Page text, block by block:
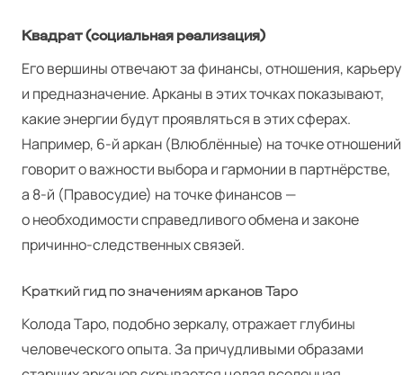
Квадрат (социальная реализация)
Его вершины отвечают за финансы, отношения, карьеру
и предназначение. Арканы в этих точках показывают,
какие энергии будут проявляться в этих сферах.
Например, 6‑й аркан (Влюблённые) на точке отношений
говорит о важности выбора и гармонии в партнёрстве,
а 8‑й (Правосудие) на точке финансов —
о необходимости справедливого обмена и законе
причинно-следственных связей.
Краткий гид по значениям арканов Таро
Колода Таро, подобно зеркалу, отражает глубины
человеческого опыта. За причудливыми образами